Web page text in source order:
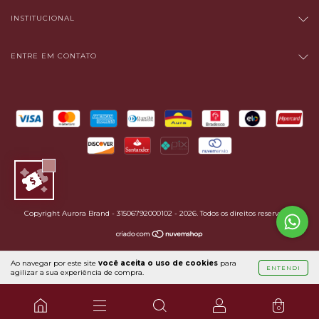
Ao navegar por este site você aceita o uso de cookies para
agilizar a sua experiência de compra.
ENTENDI
0
INSTITUCIONAL
ENTRE EM CONTATO
Copyright Aurora Brand - 31506792000102 - 2026. Todos os direitos reservados.